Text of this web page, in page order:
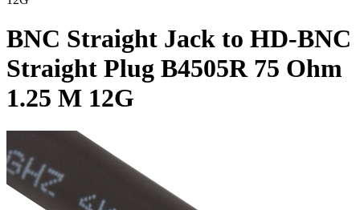
BNC Straight Jack to HD-BNC
Straight Plug B4505R 75 Ohm
1.25 M 12G